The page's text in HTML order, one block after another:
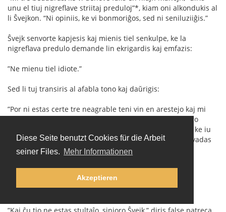
Diese Seite benutzt Cookies für die Arbeit
seiner Files. Mehr Informationen
Akzeptieren
unu el tiuj nigreﬂave striitaj preduloj”*, kiam oni alkondukis al
li Ŝvejkon. “Ni opiniis, ke vi bonmoriĝos, sed ni seniluziiĝis.”
Ŝvejk senvorte kapjesis kaj mienis tiel senkulpe, ke la
nigreflava predulo demande lin ekrigardis kaj emfazis:
”Ne mienu tiel idiote.”
Sed li tuj transiris al afabla tono kaj daŭrigis:
”Por ni estas certe tre neagrable teni vin en arestejo kaj mi
povas vin certigi, ke laŭ mia opinio via kulpo ne estas tro
granda, ĉar ĉe via febla inteligenteco ne ekzistas dubo, ke iu
vin persvadis. Diru al mi, sinjoro Ŝvejk, kiu propre persvadas
vin fari tiajn stultaĵojn?”
Ŝvejk ektusis kaj proklamis:
”Mi, bonvolu pardoni, scias pri neniuj stultaĵoj.”